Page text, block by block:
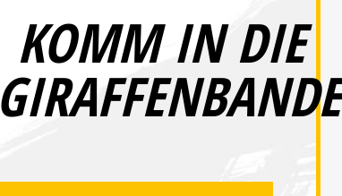
KOMM IN DIE
GIRAFFENBANDE